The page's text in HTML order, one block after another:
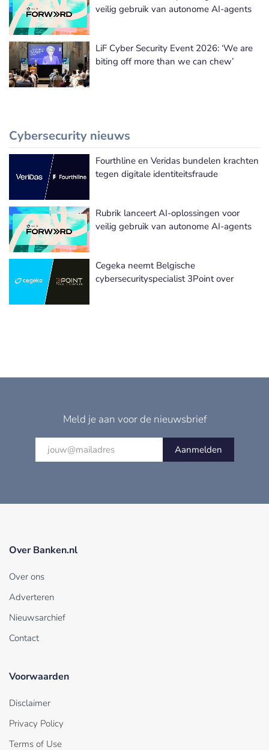
veilig gebruik van autonome AI-agents
LiF Cyber Security Event 2026: ‘We are
biting off more than we can chew’
Cybersecurity nieuws
Meer Cybersecurity nieuws
Fourthline en Veridas bundelen krachten
tegen digitale identiteitsfraude
Rubrik lanceert AI-oplossingen voor
veilig gebruik van autonome AI-agents
Cegeka neemt Belgische
cybersecurityspecialist 3Point over
Meld je aan voor de nieuwsbrief
Aanmelden
Over Banken.nl
Over ons
Adverteren
Nieuwsarchief
Contact
Voorwaarden
Disclaimer
Privacy Policy
Terms of Use